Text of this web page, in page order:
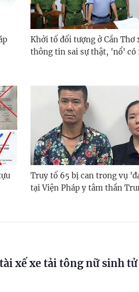
Khởi tố đối tượng ở Cần Thơ
thông tin sai sự thật, 'nổ' có
Truy tố 65 bị can trong vụ
tại Viện Pháp y tâm thần
xế xe tải tông nữ sinh